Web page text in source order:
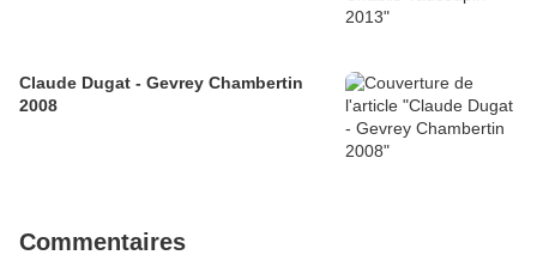
Claude Dugat - Gevrey Chambertin
2008
Commentaires